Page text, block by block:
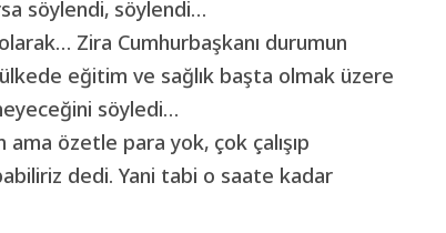
söylendi, söylendi…
Zira Cumhurbaşkanı durumun
eğitim ve sağlık başta olmak üzere
söyledi…
özetle para yok, çok çalışıp
dedi. Yani tabi o saate kadar